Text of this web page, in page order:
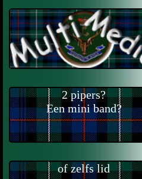
2 pipers?
Een mini band?
of zelfs lid